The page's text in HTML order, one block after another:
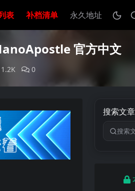
表 补档清单 永久地址
官方中文
1.2K 0
搜索文
搜索关